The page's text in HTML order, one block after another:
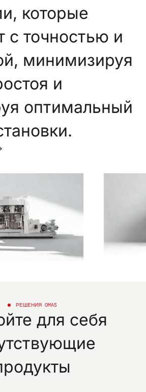
которые
с точностью и
минимизируя
и
оптимальный
РЕШЕНИЯ OMAS
для себя